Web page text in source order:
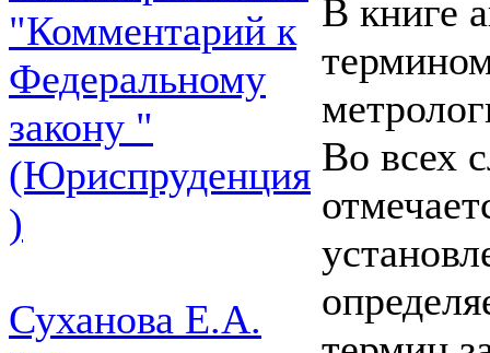
"Комментарий к
Федеральному
закону "
(Юриспруденция
)
Суханова Е.А.
В книге
Во всех